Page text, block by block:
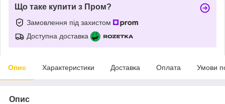
Що таке купити з Пром?
Замовлення під захистом
Доступна доставка
Опис Характеристики Доставка Оплата Умови
Опис